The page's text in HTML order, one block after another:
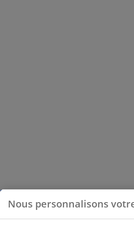
Nous personnalisons